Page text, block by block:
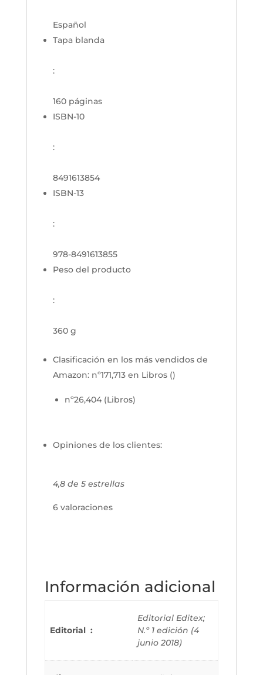
Español
Tapa blanda
:
160 páginas
ISBN-10
:
8491613854
ISBN-13
:
978-8491613855
Peso del producto
:
360 g
Clasificación en los más vendidos de
Amazon: nº171,713 en Libros ()
nº26,404 (Libros)
Opiniones de los clientes:
4,8 de 5 estrellas
6 valoraciones
Información adicional
Editorial ‏ : ‎
Editorial Editex;
N.º 1 edición (4
junio 2018)